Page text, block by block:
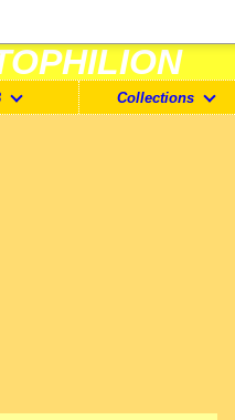
Collections